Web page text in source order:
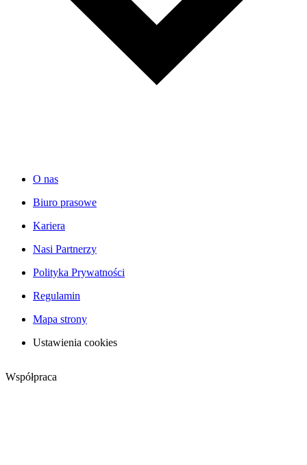
O nas
Biuro prasowe
Kariera
Nasi Partnerzy
Polityka Prywatności
Regulamin
Mapa strony
Ustawienia cookies
Współpraca